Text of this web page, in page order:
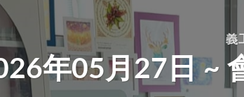
義
年05月27日 ~